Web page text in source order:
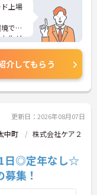
上場
で
化が
さら
さ
介してもらう
更新日：2026年08月07日
中町
株式会社ケア２
日◎定年なし☆
集！